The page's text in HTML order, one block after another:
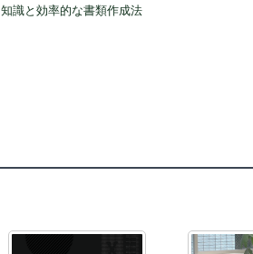
知識と効率的な書類作成法